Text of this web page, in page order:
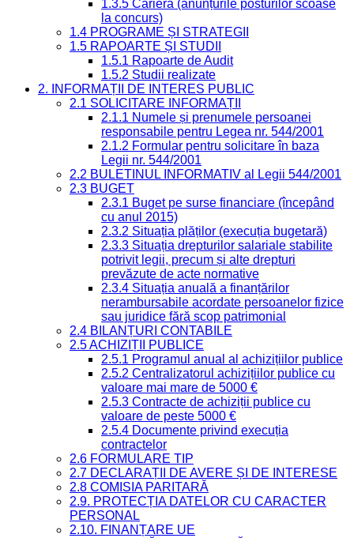
1.3.5 Carieră (anunțurile posturilor scoase
la concurs)
1.4 PROGRAME ȘI STRATEGII
1.5 RAPOARTE ȘI STUDII
1.5.1 Rapoarte de Audit
1.5.2 Studii realizate
2. INFORMAȚII DE INTERES PUBLIC
2.1 SOLICITARE INFORMAȚII
2.1.1 Numele și prenumele persoanei
responsabile pentru Legea nr. 544/2001
2.1.2 Formular pentru solicitare în baza
Legii nr. 544/2001
2.2 BULETINUL INFORMATIV al Legii 544/2001
2.3 BUGET
2.3.1 Buget pe surse financiare (începând
cu anul 2015)
2.3.2 Situația plăților (execuția bugetară)
2.3.3 Situația drepturilor salariale stabilite
potrivit legii, precum și alte drepturi
prevăzute de acte normative
2.3.4 Situația anuală a finanțărilor
nerambursabile acordate persoanelor fizice
sau juridice fără scop patrimonial
2.4 BILANȚURI CONTABILE
2.5 ACHIZIȚII PUBLICE
2.5.1 Programul anual al achizițiilor publice
2.5.2 Centralizatorul achizițiilor publice cu
valoare mai mare de 5000 €
2.5.3 Contracte de achiziții publice cu
valoare de peste 5000 €
2.5.4 Documente privind execuția
contractelor
2.6 FORMULARE TIP
2.7 DECLARAȚII DE AVERE ȘI DE INTERESE
2.8 COMISIA PARITARĂ
2.9. PROTECȚIA DATELOR CU CARACTER
PERSONAL
2.10. FINANȚARE UE